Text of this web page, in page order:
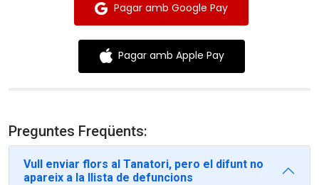
Pagar amb Google Pay
Pagar amb Apple Pay
Preguntes Freqüents:
Vull enviar flors al Tanatori, pero el difunt no
apareix a la llista de defuncions